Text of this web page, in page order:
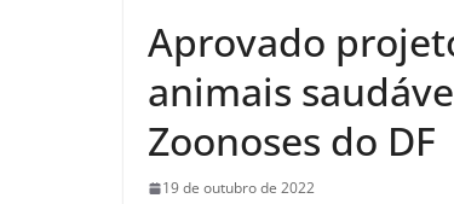
Aprovado
animais
Zoonoses do DF
19 de outubro de 2022